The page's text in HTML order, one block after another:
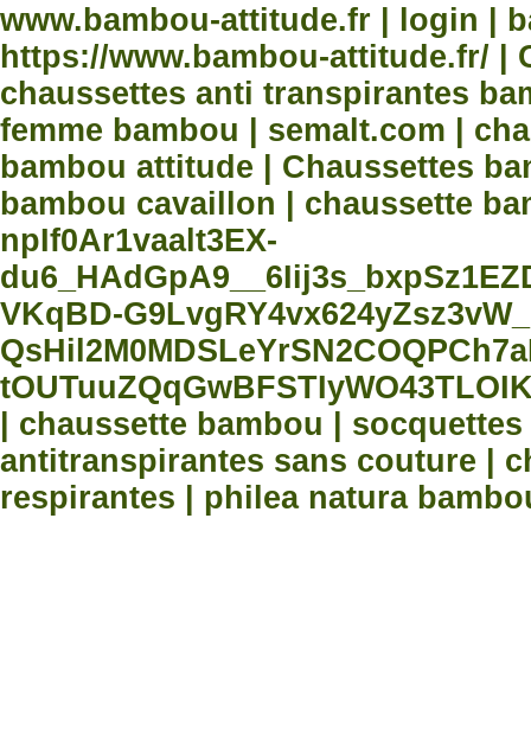
www.bambou-attitude.fr | login |
https://www.bambou-attitude.fr/ |
chaussettes anti transpirantes
femme bambou | semalt.com |
bambou attitude | Chaussettes
bambou cavaillon | chaussette
npIf0Ar1vaalt3EX-
VKqBD-
| chaussette bambou |
antitranspirantes sans couture |
respirantes | philea natura